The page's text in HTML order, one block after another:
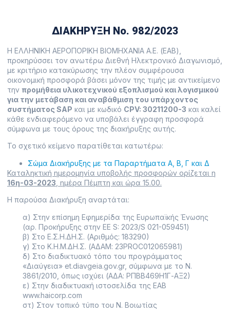
ΔΙΑΚΗΡΥΞΗ Νο. 982/2023
Η ΕΛΛΗΝΙΚΗ ΑΕΡΟΠΟΡΙΚΗ ΒΙΟΜΗΧΑΝΙΑ Α.Ε. (ΕΑΒ),
προκηρύσσει τον ανωτέρω Διεθνή Ηλεκτρονικό Διαγωνισμό,
με κριτήριο κατακύρωσης την πλέον συμφέρουσα
οικονομική προσφορά βάσει μόνον της τιμής με αντικείμενο
την προμήθεια υλικοτεχνικού εξοπλισμού και λογισμικού
για την μετάβαση και αναβάθμιση του υπάρχοντος
συστήματος SAP και με κωδικό CPV: 30211200-3 και καλεί
κάθε ενδιαφερόμενο να υποβάλει έγγραφη προσφορά
σύμφωνα με τους όρους της διακήρυξης αυτής.
Το σχετικό κείμενο παρατίθεται κατωτέρω:
Σώμα Διακήρυξης με τα Παραρτήματα Α, Β, Γ και Δ
Καταληκτική ημερομηνία υποβολής προσφορών ορίζεται η
16η-03-2023 , ημέρα Πέμπτη και ώρα 15.00.
Η παρούσα Διακήρυξη αναρτάται:
α) Στην επίσημη Εφημερίδα της Ευρωπαϊκής Ένωσης
(αρ. Προκήρυξης στην ΕΕ S: 2023/S 021-059451)
β) Στο Ε.Σ.Η.ΔΗ.Σ. (Αριθμός: 183290)
γ) Στο Κ.Η.Μ.ΔΗ.Σ. (ΑΔΑΜ: 23PROC012065981)
δ) Στο διαδικτυακό τόπο του προγράμματος
«Διαύγεια» et.diavgeia.gov.gr, σύμφωνα με το Ν.
3861/2010, όπως ισχύει (ΑΔΑ: ΡΠΒΒ469Η1Γ-ΑΞ2)
ε) Στην διαδικτυακή ιστοσελίδα της ΕΑΒ
www.haicorp.com
στ) Στον τοπικό τύπο του Ν. Βοιωτίας